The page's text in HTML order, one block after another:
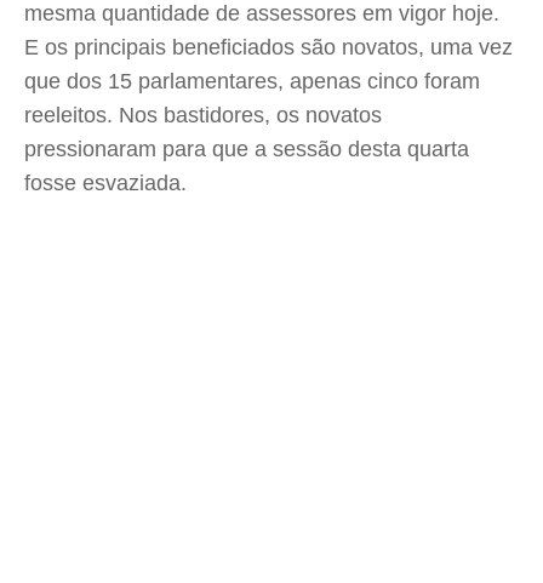
mesma quantidade de assessores em vigor hoje.
E os principais beneficiados são novatos, uma vez
que dos 15 parlamentares, apenas cinco foram
reeleitos. Nos bastidores, os novatos
pressionaram para que a sessão desta quarta
fosse esvaziada.